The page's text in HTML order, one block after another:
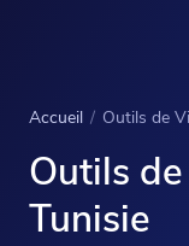
Accueil / Outils de
Outils
Tunisie